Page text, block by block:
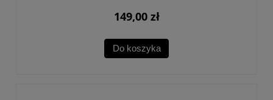
149,00 zł
Do koszyka